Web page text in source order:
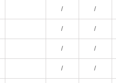
/ /
/ /
/ /
/ /